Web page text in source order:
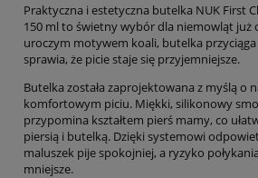
Praktyczna i estetyczna butelka NUK First
150 ml to świetny wybór dla niemowląt już
uroczym motywem koali, butelka
sprawia, że picie staje się przyjemniejsze.
Butelka została zaprojektowana z myślą o
komfortowym piciu. Miękki, silikonowy
przypomina kształtem pierś mamy, co
piersią i butelką. Dzięki systemowi
maluszek pije spokojniej, a ryzyko
mniejsze.